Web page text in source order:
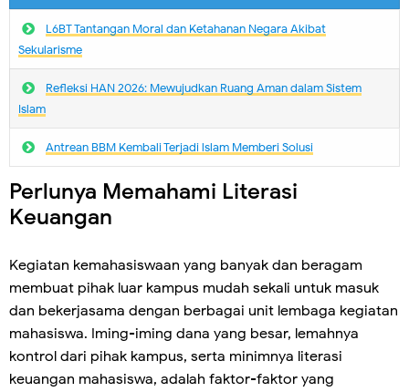
L6BT Tantangan Moral dan Ketahanan Negara Akibat
Sekularisme
Refleksi HAN 2026: Mewujudkan Ruang Aman dalam Sistem
Islam
Antrean BBM Kembali Terjadi lslam Memberi Solusi
Perlunya Memahami Literasi
Keuangan
Kegiatan kemahasiswaan yang banyak dan beragam
membuat pihak luar kampus mudah sekali untuk masuk
dan bekerjasama dengan berbagai unit lembaga kegiatan
mahasiswa. Iming-iming dana yang besar, lemahnya
kontrol dari pihak kampus, serta minimnya literasi
keuangan mahasiswa, adalah faktor-faktor yang